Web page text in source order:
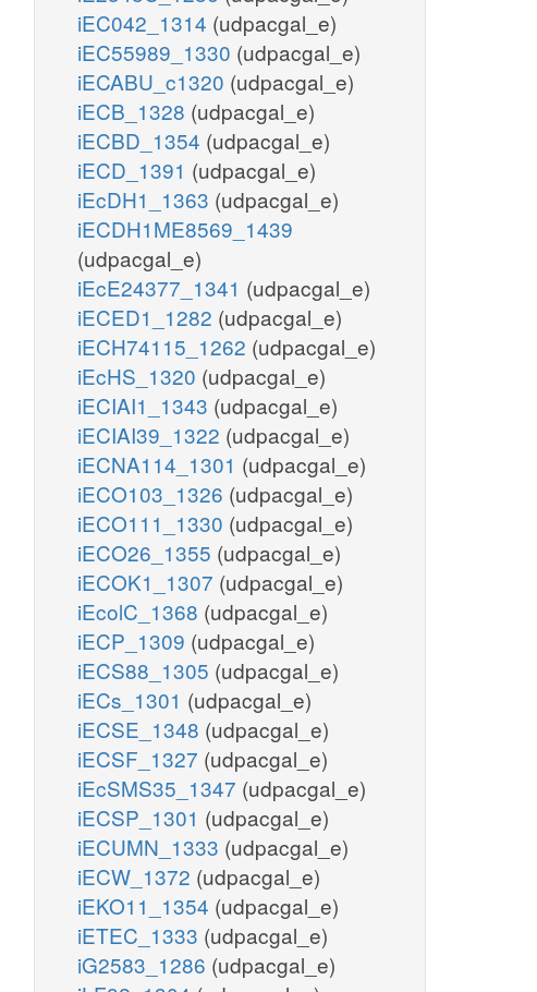
iEC042_1314 (udpacgal_e)
iEC55989_1330 (udpacgal_e)
iECABU_c1320 (udpacgal_e)
iECB_1328 (udpacgal_e)
iECBD_1354 (udpacgal_e)
iECD_1391 (udpacgal_e)
iEcDH1_1363 (udpacgal_e)
iECDH1ME8569_1439
(udpacgal_e)
iEcE24377_1341 (udpacgal_e)
iECED1_1282 (udpacgal_e)
iECH74115_1262 (udpacgal_e)
iEcHS_1320 (udpacgal_e)
iECIAI1_1343 (udpacgal_e)
iECIAI39_1322 (udpacgal_e)
iECNA114_1301 (udpacgal_e)
iECO103_1326 (udpacgal_e)
iECO111_1330 (udpacgal_e)
iECO26_1355 (udpacgal_e)
iECOK1_1307 (udpacgal_e)
iEcolC_1368 (udpacgal_e)
iECP_1309 (udpacgal_e)
iECS88_1305 (udpacgal_e)
iECs_1301 (udpacgal_e)
iECSE_1348 (udpacgal_e)
iECSF_1327 (udpacgal_e)
iEcSMS35_1347 (udpacgal_e)
iECSP_1301 (udpacgal_e)
iECUMN_1333 (udpacgal_e)
iECW_1372 (udpacgal_e)
iEKO11_1354 (udpacgal_e)
iETEC_1333 (udpacgal_e)
iG2583_1286 (udpacgal_e)